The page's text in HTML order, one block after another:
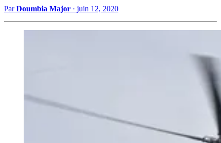
ParDoumbia Major · juin 12, 2020